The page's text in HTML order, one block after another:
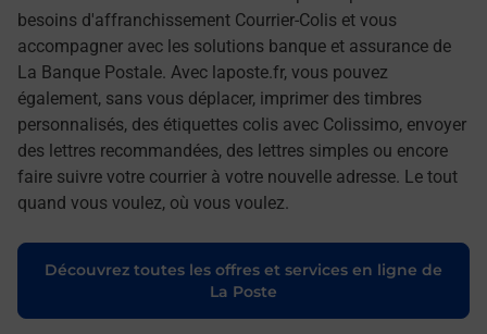
besoins d'affranchissement Courrier-Colis et vous
accompagner avec les solutions banque et assurance de
La Banque Postale. Avec laposte.fr, vous pouvez
également, sans vous déplacer, imprimer des timbres
personnalisés, des étiquettes colis avec Colissimo, envoyer
des lettres recommandées, des lettres simples ou encore
faire suivre votre courrier à votre nouvelle adresse. Le tout
quand vous voulez, où vous voulez.
Découvrez toutes les offres et services en ligne de
La Poste